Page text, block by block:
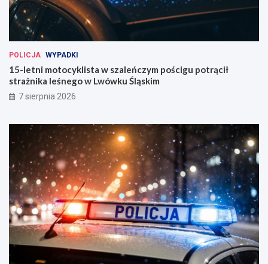
POLICJA WYPADKI
15-letni motocyklista w szaleńczym pościgu potrącił
strażnika leśnego w Lwówku Śląskim
7 sierpnia 2026